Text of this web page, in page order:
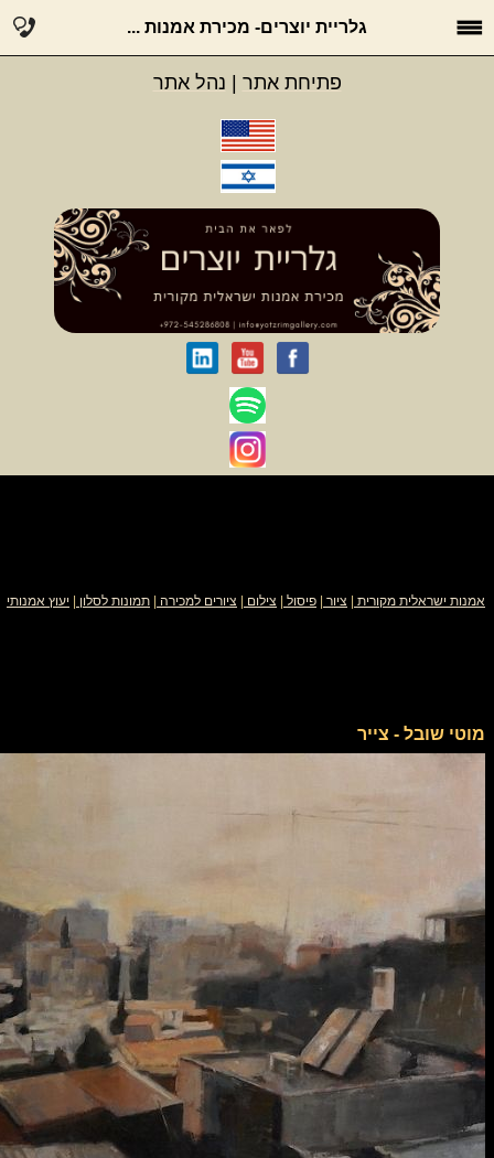
גלריית יוצרים- מכירת אמנות ...
פתיחת אתר נהל אתר
אמנות ישראלית מקורית ציור פיסול צילום ציורים למכירה תמונות לסלון יעוץ אמנותי
מוטי שובל - צייר